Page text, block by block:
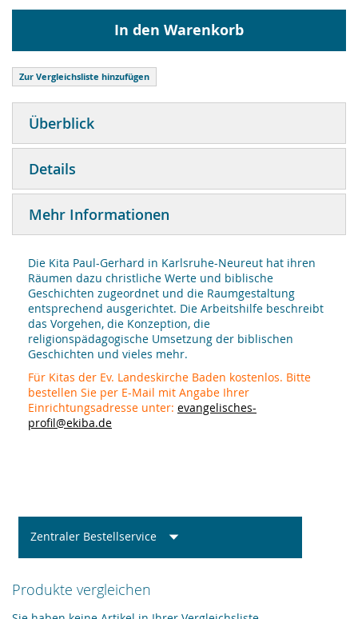
In den Warenkorb
Zur Vergleichsliste hinzufügen
Überblick
Details
Mehr Informationen
Die Kita Paul-Gerhard in Karlsruhe-Neureut hat ihren
Räumen dazu christliche Werte und biblische
Geschichten zugeordnet und die Raumgestaltung
entsprechend ausgerichtet. Die Arbeitshilfe beschreibt
das Vorgehen, die Konzeption, die
religionspädagogische Umsetzung der biblischen
Geschichten und vieles mehr.
Für Kitas der Ev. Landeskirche Baden kostenlos. Bitte
bestellen Sie per E-Mail mit Angabe Ihrer
Einrichtungsadresse unter: evangelisches-
profil@ekiba.de
Zentraler Bestellservice
Produkte vergleichen